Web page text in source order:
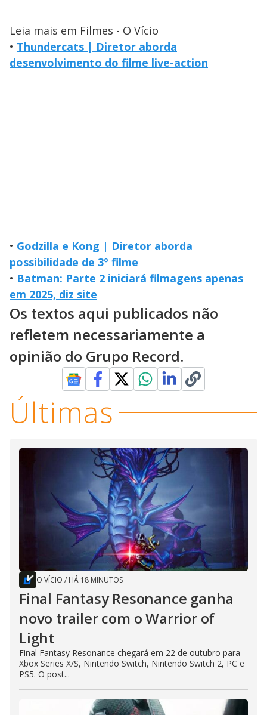
Leia mais em Filmes - O Vício
• Thundercats | Diretor aborda
desenvolvimento do filme live-action
• Godzilla e Kong | Diretor aborda
possibilidade de 3º filme
• Batman: Parte 2 iniciará filmagens apenas
em 2025, diz site
Os textos aqui publicados não
refletem necessariamente a
opinião do Grupo Record.
Últimas
O VÍCIO / HÁ 18 MINUTOS
Final Fantasy Resonance ganha
novo trailer com o Warrior of
Light
Final Fantasy Resonance chegará em 22 de outubro para
Xbox Series X/S, Nintendo Switch, Nintendo Switch 2, PC e
PS5. O post...